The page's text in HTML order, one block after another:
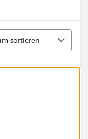
sortieren